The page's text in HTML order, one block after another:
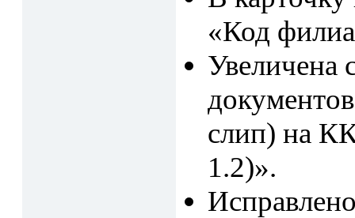
«Код
Увеличена
слип) на
1.2)».